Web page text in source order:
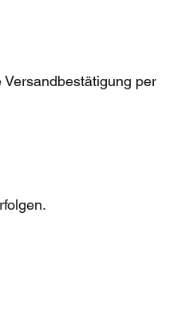
per